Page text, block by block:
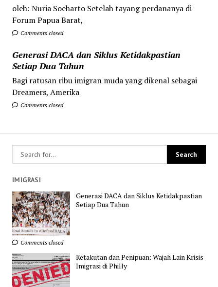
oleh: Nuria Soeharto Setelah tayang perdananya di
Forum Papua Barat,
Comments closed
Generasi DACA dan Siklus Ketidakpastian
Setiap Dua Tahun
Bagi ratusan ribu imigran muda yang dikenal sebagai
Dreamers, Amerika
Comments closed
IMIGRASI
Generasi DACA dan Siklus Ketidakpastian
Setiap Dua Tahun
Comments closed
Ketakutan dan Penipuan: Wajah Lain Krisis
Imigrasi di Philly